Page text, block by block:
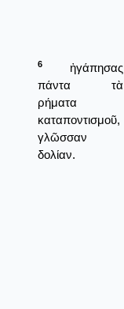
6
ἠγάπησας
πάντα τὰ
ρήματα
καταποντισμοῦ,
γλῶσσαν
δολίαν.